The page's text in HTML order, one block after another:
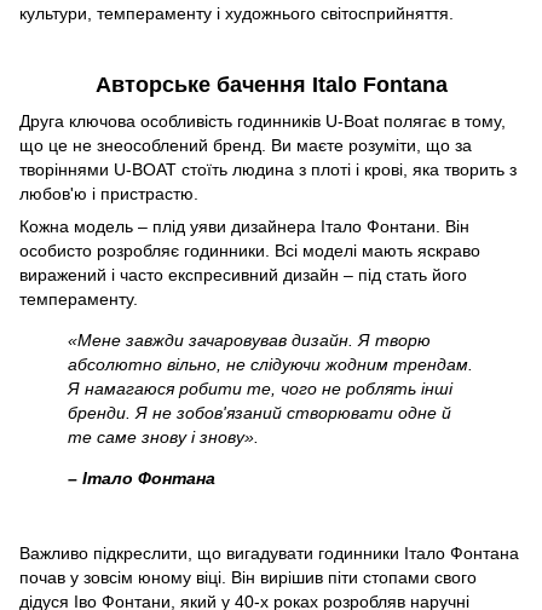
культури, темпераменту і художнього світосприйняття.
Авторське бачення Italo Fontana
Друга ключова особливість годинників U-Boat полягає в тому,
що це не знеособлений бренд. Ви маєте розуміти, що за
творіннями U-BOAT стоїть людина з плоті і крові, яка творить з
любов'ю і пристрастю.
Кожна модель – плід уяви дизайнера Італо Фонтани. Він
особисто розробляє годинники. Всі моделі мають яскраво
виражений і часто експресивний дизайн – під стать його
темпераменту.
«Мене завжди зачаровував дизайн. Я творю
абсолютно вільно, не слідуючи жодним трендам.
Я намагаюся робити те, чого не роблять інші
бренди. Я не зобов'язаний створювати одне й
те саме знову і знову».
– Італо Фонтана
Важливо підкреслити, що вигадувати годинники Італо Фонтана
почав у зовсім юному віці. Він вирішив піти стопами свого
дідуся Іво Фонтани, який у 40-х роках розробляв наручні